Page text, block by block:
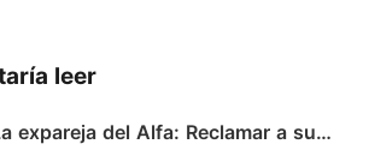
leer
expareja del Alfa: Reclamar a su